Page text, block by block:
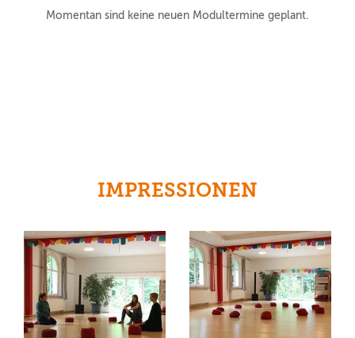
Momentan sind keine neuen Modultermine geplant.
IMPRESSIONEN